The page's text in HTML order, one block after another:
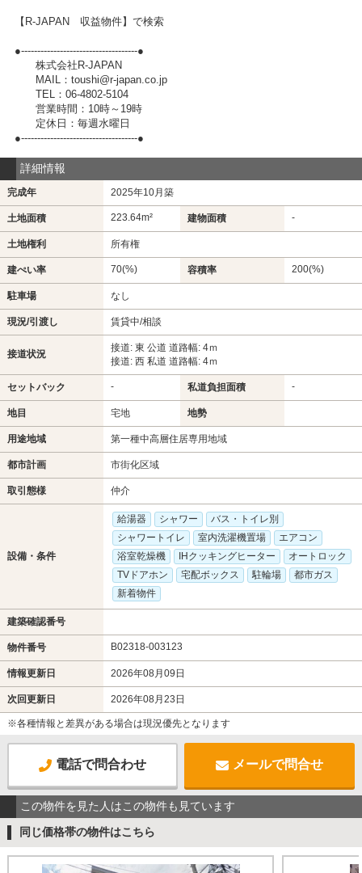
【R-JAPAN 収益物件】で検索
●------------------------------------●
株式会社R-JAPAN
MAIL：toushi@r-japan.co.jp
TEL：06-4802-5104
営業時間：10時～19時
定休日：毎週水曜日
●------------------------------------●
詳細情報
完成年 2025年10月築
土地面積 223.64m² 建物面積 -
土地権利 所有権
建ぺい率 70(%) 容積率 200(%)
駐車場 なし
現況/引渡し 賃貸中/相談
接道状況
接道: 東 公道 道路幅: 4ｍ
接道: 西 私道 道路幅: 4ｍ
セットバック - 私道負担面積 -
地目 宅地 地勢
用途地域 第一種中高層住居専用地域
都市計画 市街化区域
取引態様 仲介
設備・条件
給湯器 シャワー
バス・トイレ別
シャワートイレ
室内洗濯機置場
エアコン
浴室乾燥機
IHクッキングヒーター
オートロック
TVドアホン
宅配ボックス 駐輪場
都市ガス
新着物件
建築確認番号
物件番号 B02318-003123
情報更新日 2026年08月09日
次回更新日 2026年08月23日
※各種情報と差異がある場合は現況優先となります
電話で問合わせ メールで問合せ
この物件を見た人はこの物件も見ています
同じ価格帯の物件はこちら